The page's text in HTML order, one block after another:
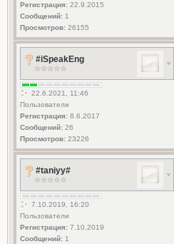
Регистрация:22.9.2015
Сообщений:1
Просмотров:26155
#iSpeakEng
22.6.2021, 11:46
Пользователи
Регистрация:8.6.2017
Сообщений:26
Просмотров:23226
#taniyy#
7.10.2019, 16:20
Пользователи
Регистрация:7.10.2019
Сообщений:1